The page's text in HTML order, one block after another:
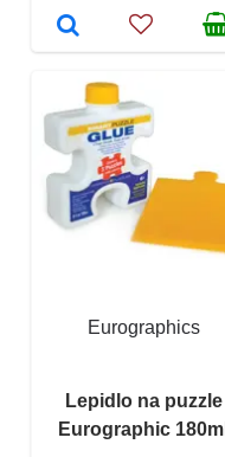
Eurographics
Lepidlo na puzzle
Eurographic 180ml